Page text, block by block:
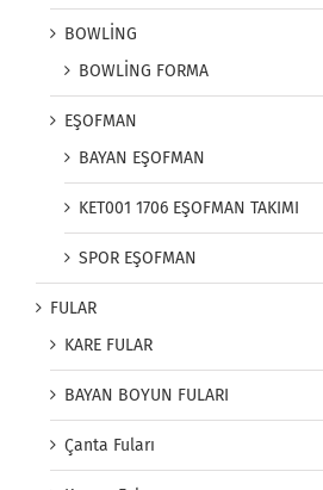
BOWLİNG
BOWLİNG FORMA
EŞOFMAN
BAYAN EŞOFMAN
KET001 1706 EŞOFMAN TAKIMI
SPOR EŞOFMAN
FULAR
KARE FULAR
BAYAN BOYUN FULARI
Çanta Fuları